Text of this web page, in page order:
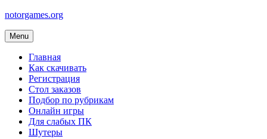
Skip
content
notorgames.org
Menu
Главная
Как скачивать
Регистрация
Стол заказов
Подбор по рубрикам
Онлайн игры
Для слабых ПК
Шутеры